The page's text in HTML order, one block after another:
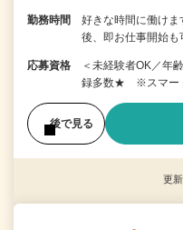
勤務時間
好きな時間に働け
後、即お仕事開始
応募資格
＜未経験者OK／年
録多数★ ※スマート
後で見る
更